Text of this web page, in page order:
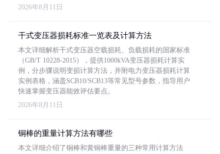
2026年8月11日
干式变压器损耗标准一览表及计算方法
本文详细解析干式变压器空载损耗、负载损耗的国家标准
（GB/T 10228-2015），提供1000kVA变压器损耗计算实
例，分步骤说明变损计算方法，并附电力变压器损耗计算
实例表格，涵盖SCB10/SCB13等常见型号参数，指导用户
快速掌握变压器能效评估要点。
2026年8月11日
铜棒的重量计算方法有哪些
本文详细介绍了铜棒和黄铜棒重量的三种常用计算方法